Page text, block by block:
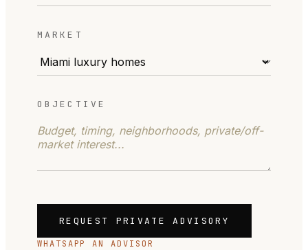
MARKET
OBJECTIVE
REQUEST PRIVATE ADVISORY
WHATSAPP AN ADVISOR